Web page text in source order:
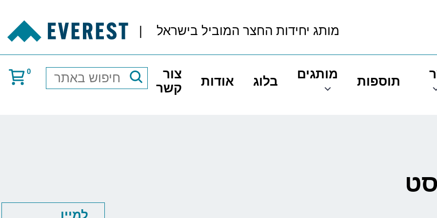
מותג יחידות החצר המוביל בישראל |
תוספות מותגים בלוג אודות
צור
קשר
חיפוש
0
למיין